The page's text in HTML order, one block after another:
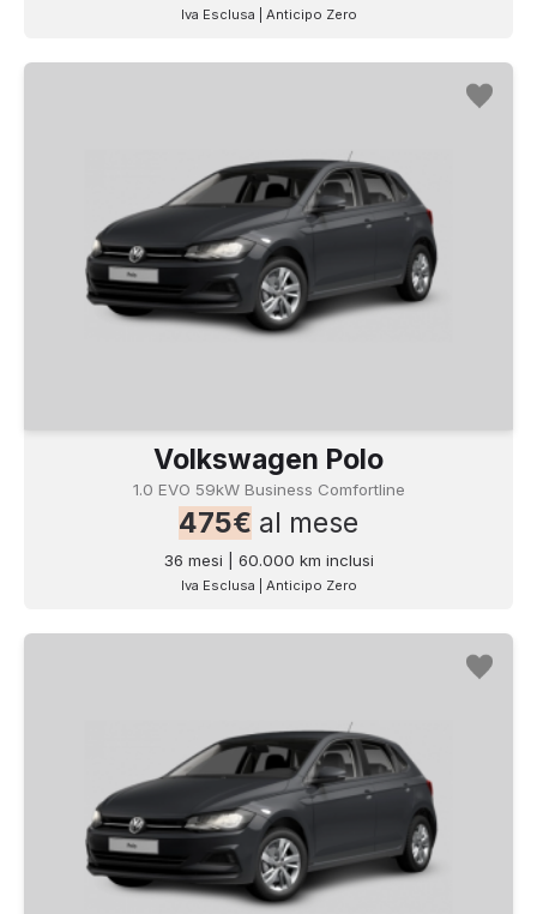
Iva Esclusa | Anticipo Zero
Volkswagen Polo
1.0 EVO 59kW Business Comfortline
475€ al mese
36 mesi | 60.000 km inclusi
Iva Esclusa | Anticipo Zero